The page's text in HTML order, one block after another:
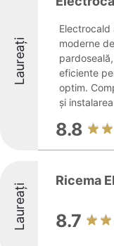
Laureați
Electrocald
moderne
eficiente
optim.
și
8.8
Laureați
Ricema
8.7